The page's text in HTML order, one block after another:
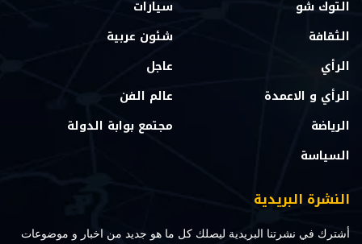
التوك شو
الثقافة
الرأي
الرأي و الاعمدة
الرياضة
السياسة
سيارات
شئون عربية
عاجل
عالم الفن
مجتمع بوابة الدولة
النشرة البريدية
أشترك في نشرتنا البريدية ليصلك كل ما هو جديد من اخبار و موضوعات